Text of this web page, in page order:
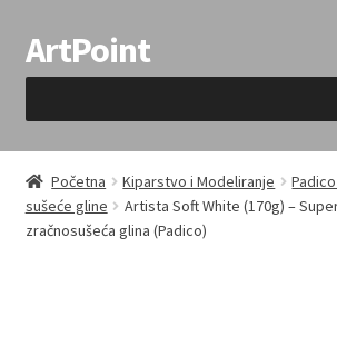
Preskoči
na
Skoči
do
ArtPoint
Uvjeti prodaje
Početna Kiparstvo i Modeliranje
sušeće gline
Artista Soft White (170g) –
zračnosušeća glina (Padico)